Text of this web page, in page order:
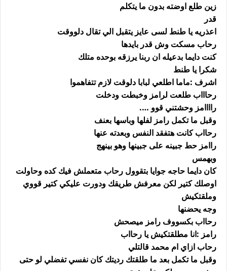
زين طلع اوضته بدون ما يتكلم
قدر
اعذريه يا طنط لسى عايز يتقبل الي تقال دلووقت
رحاب مسكت وش قدر بايدها
كنت دايما بدعيله ان ربنا يرزقه بوحده متلك
شكرا يا طنط
اشرف :ماما اطلعي لبابا دلوقت لازم تتفاهموا
رحاااب طلعت لرامز وخبطت ودخلت
راااامز وحشتني قوو ….
وقبل ما تكمل رامز لفلها وباسها بعنف
رحااب كانت هتفقد النفس وبعدته عنها
راامز حط جبينه على جبينها وهو بينهج
وبهمس
كان دايما حاجه جوايا بتقوول رحاب متعملش فيك كده وحاولت
اوصلك كتير لكن معرفش طريقك ودورت عليكي كتير قووي
وملقتكيش
وجه يحضنها
رحااب بكسووف رامز ميصحش
رامز :انا مطلقتكيش يا رحااب
رحاب ازاي ام محمد قالتلي
وقبل ما تكمل بعد ما طلقتك رديتك كان نفسي تفضلي لو حتى